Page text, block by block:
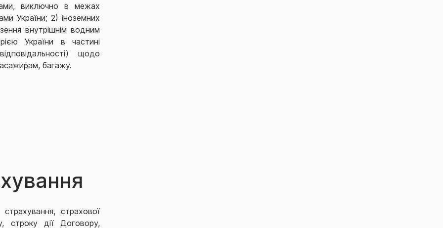
виключно в межах
України; 2) іноземних
внутрішнім водним
України в частині
щодо
багажу.
страхової
строку дії Договору,